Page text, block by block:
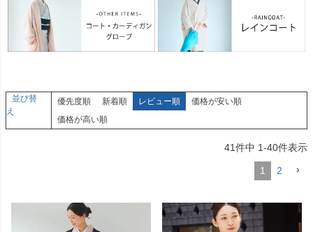
並び替
え
優先度順 新着順 レビュー順
価格が安い順
価格が高い順
41件中 1-40件表示
1 2